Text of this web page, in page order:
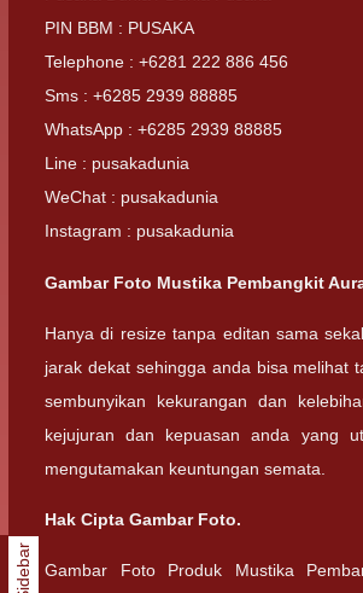
PIN BBM : PUSAKA
Telephone : +6281 222 886 456
Sms : +6285 2939 88885
WhatsApp : +6285 2939 88885
Line : pusakadunia
WeChat : pusakadunia
Instagram : pusakadunia
Gambar Foto Mustika Pembangkit
Hanya di resize tanpa editan sama
jarak dekat sehingga anda bisa melihat
sembunyikan kekurangan dan
kejujuran dan kepuasan anda yang
mengutamakan keuntungan semata.
Hak Cipta Gambar Foto.
Gambar Foto Produk Mustika
Sidebar